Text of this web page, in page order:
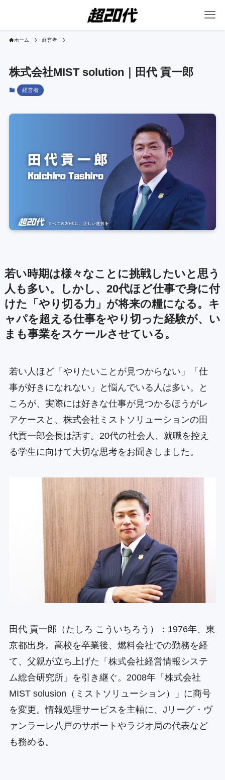
ホーム 経営者
株式会社MIST solution｜田代 貢一郎
経営者
若い時期は様々なことに挑戦したいと思う
人も多い。しかし、20代ほど仕事で身に付
けた「やり切る力」が将来の糧になる。キ
ャパを超える仕事をやり切った経験が、い
まも事業をスケールさせている。
若い人ほど「やりたいことが見つからない」「仕
事が好きになれない」と悩んでいる人は多い。と
ころが、実際には好きな仕事が見つかるほうがレ
アケースと、株式会社ミストソリューションの田
代貢一郎会長は話す。20代の社会人、就職を控え
る学生に向けて大切な思考をお聞きしました。
田代 貢一郎（たしろ こういちろう）：1976年、東
京都出身。高校を卒業後、燃料会社での勤務を経
て、父親が立ち上げた「株式会社経営情報システ
ム総合研究所」を引き継ぐ。2008年「株式会社
MIST solusion（ミストソリューション）」に商号
を変更。情報処理サービスを主軸に、Jリーグ・ヴ
ァンラーレ八戸のサポートやラジオ局の代表など
も務める。